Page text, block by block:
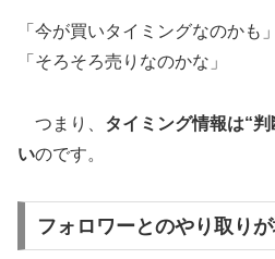
「今が買いタイミングなのかも」
「そろそろ売りなのかな」
つまり、 タイミング情報は“
いのです。
フォロワーとのやり取り